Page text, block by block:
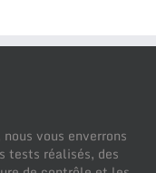
vous enverrons
tests réalisés, des